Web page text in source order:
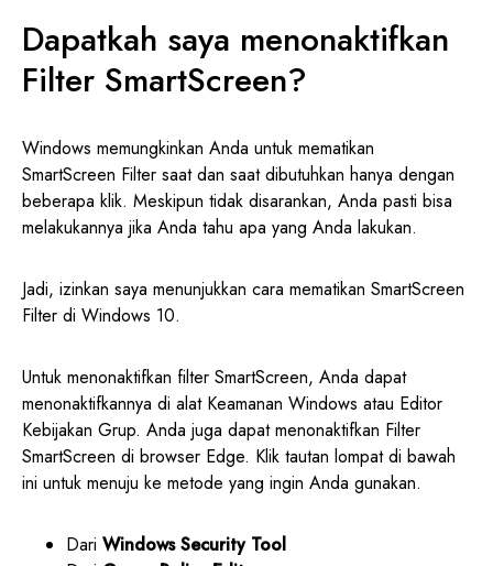
Dapatkah saya menonaktifkan
Filter SmartScreen?
Windows memungkinkan Anda untuk mematikan
SmartScreen Filter saat dan saat dibutuhkan hanya dengan
beberapa klik. Meskipun tidak disarankan, Anda pasti bisa
melakukannya jika Anda tahu apa yang Anda lakukan.
Jadi, izinkan saya menunjukkan cara mematikan SmartScreen
Filter di Windows 10.
Untuk menonaktifkan filter SmartScreen, Anda dapat
menonaktifkannya di alat Keamanan Windows atau Editor
Kebijakan Grup. Anda juga dapat menonaktifkan Filter
SmartScreen di browser Edge. Klik tautan lompat di bawah
ini untuk menuju ke metode yang ingin Anda gunakan.
Dari Windows Security Tool